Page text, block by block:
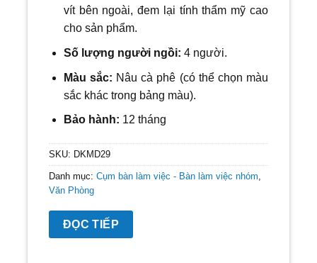
vít bên ngoài, đem lại tính thẩm mỹ cao
cho sản phẩm.
Số lượng người ngồi: 4 người.
Màu sắc: Nâu cà phê (có thể chọn màu
sắc khác trong bảng màu).
Bảo hành: 12 tháng
SKU: DKMD29
Danh mục: Cụm bàn làm việc - Bàn làm việc nhóm,
Văn Phòng
ĐỌC TIẾP